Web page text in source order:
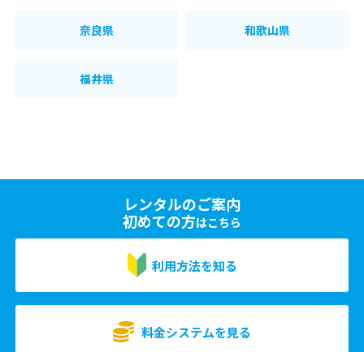
奈良県 和歌山県
福井県
レンタルのご案内
初めての方はこちら
利用方法を知る
料金システムを見る